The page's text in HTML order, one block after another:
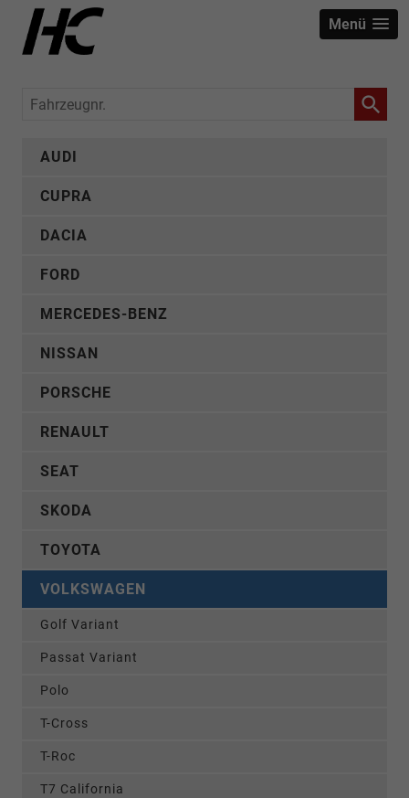
Menü
Fahrzeugnr.
AUDI
CUPRA
DACIA
FORD
MERCEDES-BENZ
NISSAN
PORSCHE
RENAULT
SEAT
SKODA
TOYOTA
VOLKSWAGEN
Golf Variant
Passat Variant
Polo
T-Cross
T-Roc
T7 California